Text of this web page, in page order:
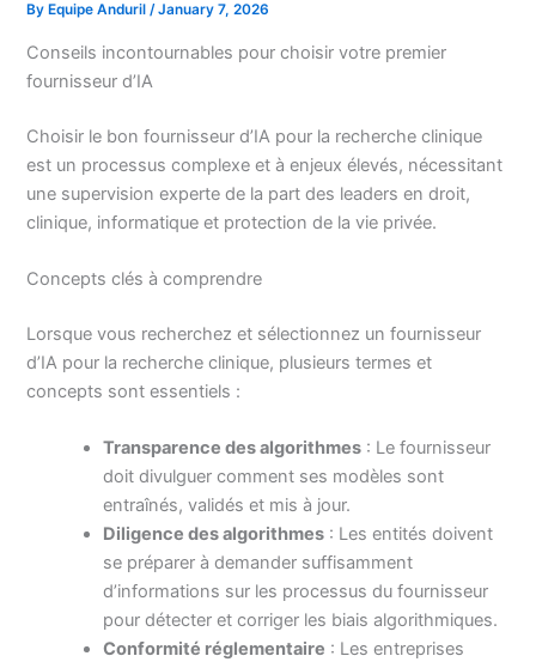
By Equipe Anduril/January 7, 2026
Conseils incontournables pour choisir votre premier
fournisseur d’IA
Choisir le bon fournisseur d’IA pour la recherche clinique
est un processus complexe et à enjeux élevés, nécessitant
une supervision experte de la part des leaders en droit,
clinique, informatique et protection de la vie privée.
Concepts clés à comprendre
Lorsque vous recherchez et sélectionnez un fournisseur
d’IA pour la recherche clinique, plusieurs termes et
concepts sont essentiels :
Transparence des algorithmes : Le fournisseur
doit divulguer comment ses modèles sont
entraînés, validés et mis à jour.
Diligence des algorithmes : Les entités doivent
se préparer à demander suffisamment
d’informations sur les processus du fournisseur
pour détecter et corriger les biais algorithmiques.
Conformité réglementaire : Les entreprises